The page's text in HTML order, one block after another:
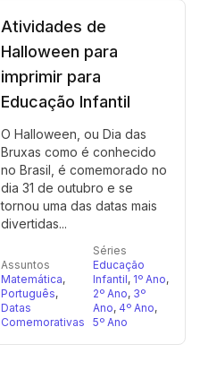
Atividades de
Halloween para
imprimir para
Educação Infantil
O Halloween, ou Dia das
Bruxas como é conhecido
no Brasil, é comemorado no
dia 31 de outubro e se
tornou uma das datas mais
divertidas...
Assuntos
Matemática,
Português,
Datas
Comemorativas
Séries
Educação
Infantil, 1º Ano,
2º Ano, 3º
Ano, 4º Ano,
5º Ano